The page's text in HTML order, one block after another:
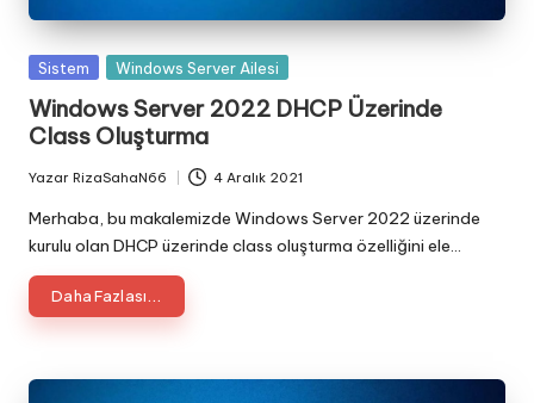
Posted
Sistem Windows Server Ailesi
Windows Server 2022 DHCP Üzerinde
Class Oluşturma
Posted
by
Yazar RizaSahaN66 4 Aralık 2021
Merhaba, bu makalemizde Windows Server 2022 üzerinde
kurulu olan DHCP üzerinde class oluşturma özelliğini ele…
Daha Fazlası...